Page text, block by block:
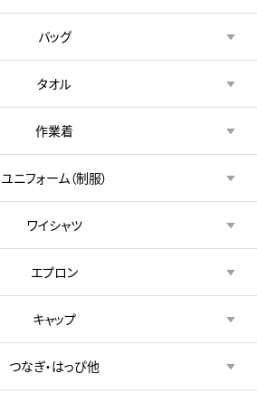
バッグ
タオル
作業着
ユニフォーム（制服）
ワイシャツ
エプロン
キャップ
つなぎ・はっぴ他